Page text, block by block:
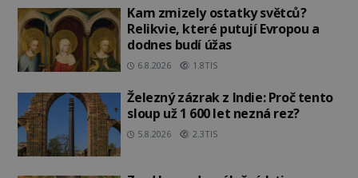
Kam zmizely ostatky světců?
Relikvie, které putují Evropou a
dodnes budí úžas
6.8.2026 1.8TIS
Železný zázrak z Indie: Proč tento
sloup už 1 600 let nezná rez?
5.8.2026 2.3TIS